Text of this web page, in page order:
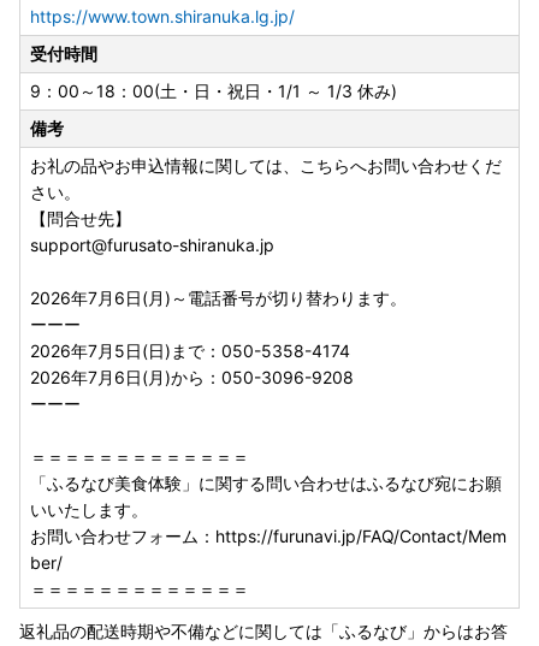
※1月のご寄附分につきましては、2月に発送いたします。
また、「寄附金受領証明書が届いていない」とのご連絡を多
く受けますが、ワンストップ特例申請書の送付をご希望され
ない方への本町からの寄附金受領証明書は、「圧着ハガキ」
でお送りしております。
今一度ご確認のほどよろしくお願いいたします。
なお、ワンストップ特例申請書の送付をご希望の方には、A
4版の寄附金受領証明書を申請書とともに「封書」でお送り
しております。
【ワンストップ特例申請書について】
ワンストップ特例申請書は、ご希望された方のみに寄附金受
領証明書とともに、お申込後（ご入金確認後）3週間程度で
到着するようにお送りしています。
※オンラインワンストップ申請履歴のある方には、ご希望を
明書のみを圧着はがきでお送りしております。
※1月のご寄附分につきましては、2月に発送いたします。
ご自身でワンストップ特例申請書をお送りされた方へも、本
町からは一律にワンストップ特例申請書をお送りしています
ので、その場合は本町からお送りしたものは破棄してくださ
い。
https://www.town.shiranuka.lg.jp/
受付時間
9：00～18：00(土・日・祝日・1/1 ～ 1/3 休み)
備考
お礼の品やお申込情報に関しては、こちらへお問い合わせくだ
さい。
【問合せ先】
support@furusato-shiranuka.jp
2026年7月6日(月)～電話番号が切り替わります。
ーーー
2026年7月5日(日)まで：050-5358-4174
2026年7月6日(月)から：050-3096-9208
ーーー
＝＝＝＝＝＝＝＝＝＝＝＝＝
「ふるなび美食体験」に関する問い合わせはふるなび宛にお願
いいたします。
お問い合わせフォーム：https://furunavi.jp/FAQ/Contact/Mem
ber/
＝＝＝＝＝＝＝＝＝＝＝＝＝
返礼品の配送時期や不備などに関しては「ふるなび」からはお答